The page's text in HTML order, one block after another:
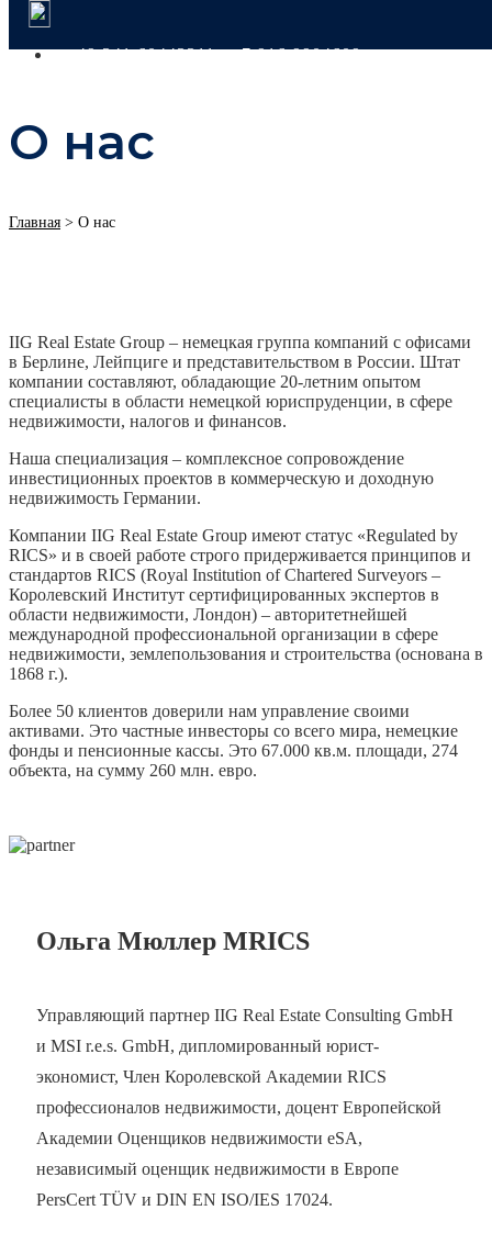
+49 341 60443311 +7 916 9904609
О нас
Главная > О нас
IIG Real Estate Group – немецкая группа компаний с офисами
в Берлине, Лейпциге и представительством в России. Штат
компании составляют, обладающие 20-летним опытом
специалисты в области немецкой юриспруденции, в сфере
недвижимости, налогов и финансов.
Наша специализация – комплексное сопровождение
инвестиционных проектов в коммерческую и доходную
недвижимость Германии.
Компании IIG Real Estate Group имеют статус «Regulated by
RICS» и в своей работе строго придерживается принципов и
стандартов RICS (Royal Institution of Chartered Surveyors –
Королевский Институт сертифицированных экспертов в
области недвижимости, Лондон) – авторитетнейшей
международной профессиональной организации в сфере
недвижимости, землепользования и строительства (основана в
1868 г.).
Более 50 клиентов доверили нам управление своими
активами. Это частные инвесторы со всего мира, немецкие
фонды и пенсионные кассы. Это 67.000 кв.м. площади, 274
объекта, на сумму 260 млн. евро.
Ольга Мюллер MRICS
Управляющий партнер IIG Real Estate Consulting GmbH
и MSI r.e.s. GmbH, дипломированный юрист-
экономист, Член Королевской Академии RICS
профессионалов недвижимости, доцент Европейской
Академии Оценщиков недвижимости eSA,
независимый оценщик недвижимости в Европе
PersCert TÜV и DIN EN ISO/IES 17024.